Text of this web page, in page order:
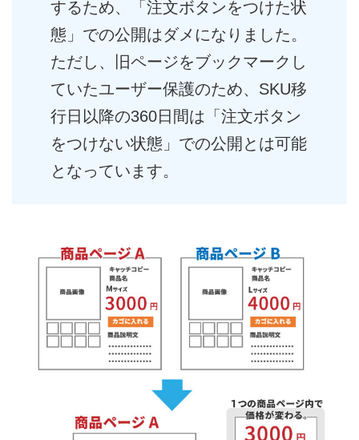
するため、「注文ボタンをつけた状
態」での公開はダメになりました。
ただし、旧ページをブックマークし
ていたユーザー保護のため、SKU移
行日以降の360日間は「注文ボタン
をつけない状態」での公開とは可能
となっています。